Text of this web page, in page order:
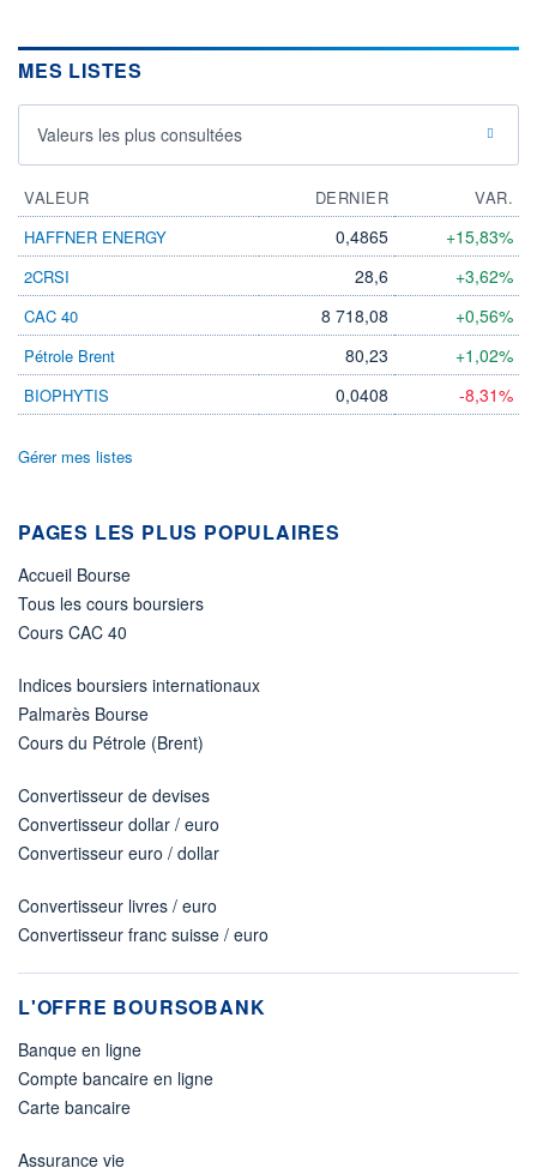
04/12
50
100
Actions Secteur Autres
FONDS PARTENAIRES
TARIFS PRIVILÉGIÉS 0%
ÉLIGIBILITÉ
BOURSOVIE LUX
BOURSOVIE
Non éligible Boursobank
ACTIF NET (EUR)
RISQUE DU FONDS (SRI)
5/7
MES LISTES
Valeurs les plus consultées
VALEUR DERNIER
VAR.
HAFFNER ENERGY
0,4865 +15,83%
2CRSI 28,6 +3,62%
CAC 40 8 718,08 +0,56%
Pétrole Brent 80,23 +1,02%
BIOPHYTIS 0,0408 -8,31%
Gérer mes listes
PAGES LES PLUS POPULAIRES
Accueil Bourse
Tous les cours boursiers
Cours CAC 40
Indices boursiers internationaux
Palmarès Bourse
Cours du Pétrole (Brent)
Convertisseur de devises
Convertisseur dollar / euro
Convertisseur euro / dollar
Convertisseur livres / euro
Convertisseur franc suisse / euro
L'OFFRE BOURSOBANK
Banque en ligne
Compte bancaire en ligne
Carte bancaire
Assurance vie